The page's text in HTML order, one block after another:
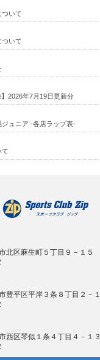
ついて
ついて
2026年7月19日更新分
ュニア -各店ラップ表-
て
北区麻生町５丁目９－１５
豊平区平岸３条８丁目２－１
西区琴似１条４丁目４－１３